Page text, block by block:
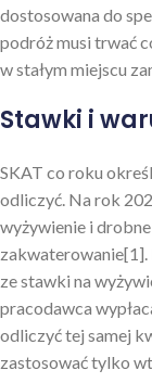
dostosowana do
podróż musi trwać
w stałym miejscu
Stawki i
SKAT co roku
odliczyć. Na rok
wyżywienie i
ze stawki na
pracodawca
odliczyć tej samej
zastosować tylko